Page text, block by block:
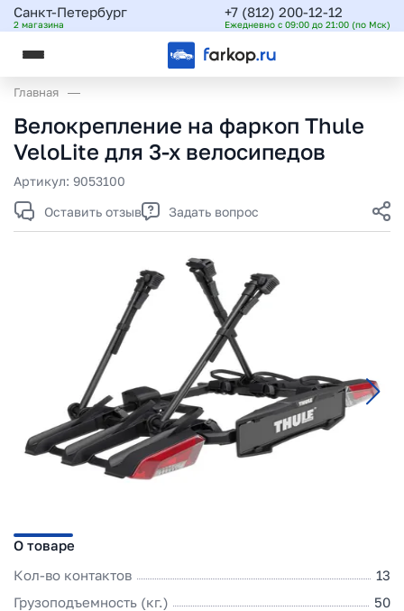
Санкт-Петербург
2 магазина
+7 (812) 200-12-12
Ежедневно с 09:00 до 21:00 (по Мск)
Главная
Велокрепление на фаркоп Thule
VeloLite для 3-х велосипедов
Артикул: 9053100
Оставить отзыв
Задать вопрос
О товаре
Кол-во контактов
13
Грузоподъемность (кг.)
50